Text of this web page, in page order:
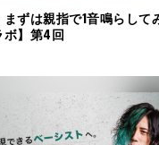
ずは親指で1音鳴らして
ボ】第4回